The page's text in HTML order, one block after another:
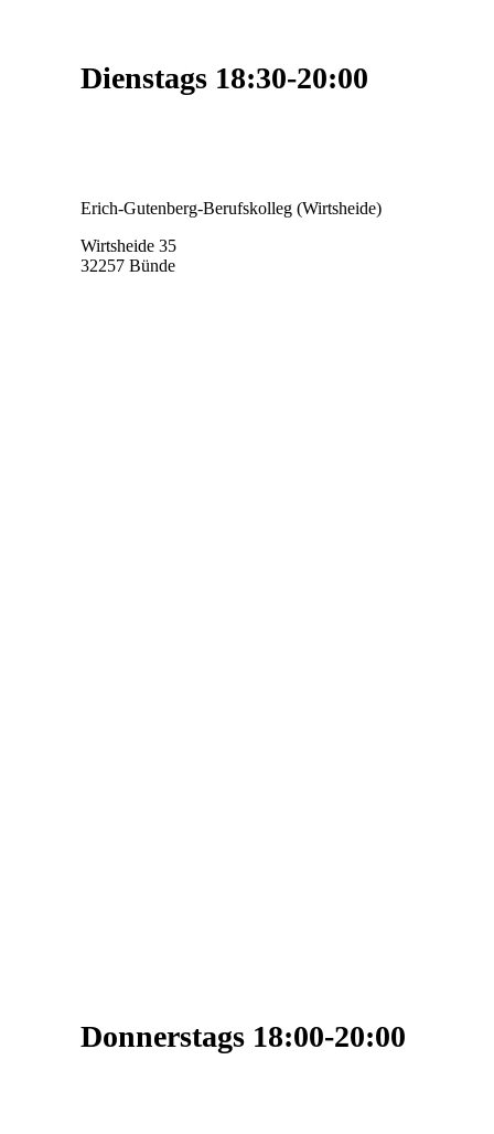
Dienstags 18:30-20:00
Erich-Gutenberg-Berufskolleg (Wirtsheide)
Wirtsheide 35
32257 Bünde
Donnerstags 18:00-20:00